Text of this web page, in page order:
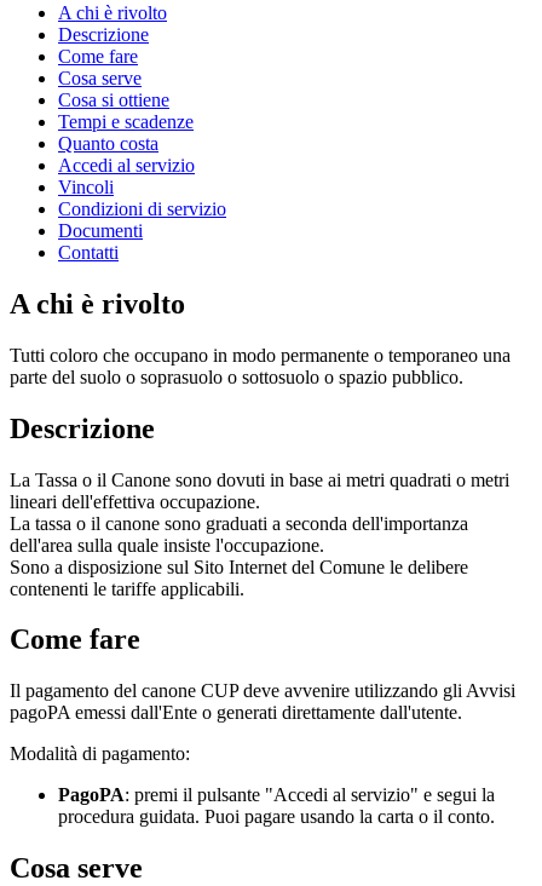
A chi è rivolto
Descrizione
Come fare
Cosa serve
Cosa si ottiene
Tempi e scadenze
Quanto costa
Accedi al servizio
Vincoli
Condizioni di servizio
Documenti
Contatti
A chi è rivolto
Tutti coloro che occupano in modo permanente o temporaneo una
parte del suolo o soprasuolo o sottosuolo o spazio pubblico.
Descrizione
La Tassa o il Canone sono dovuti in base ai metri quadrati o metri
lineari dell'effettiva occupazione.
La tassa o il canone sono graduati a seconda dell'importanza
dell'area sulla quale insiste l'occupazione.
Sono a disposizione sul Sito Internet del Comune le delibere
contenenti le tariffe applicabili.
Come fare
Il pagamento del canone CUP deve avvenire utilizzando gli Avvisi
pagoPA emessi dall'Ente o generati direttamente dall'utente.
Modalità di pagamento:
PagoPA: premi il pulsante "Accedi al servizio" e segui la
procedura guidata. Puoi pagare usando la carta o il conto.
Cosa serve